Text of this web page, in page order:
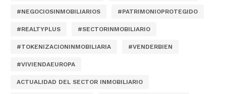
#NEGOCIOSINMOBILIARIOS #PATRIMONIOPROTEGIDO
#REALTYPLUS #SECTORINMOBILIARIO
#TOKENIZACIONINMOBILIARIA #VENDERBIEN
#VIVIENDAEUROPA
ACTUALIDAD DEL SECTOR INMOBILIARIO